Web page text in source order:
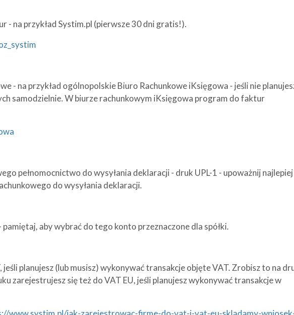
- na przykład Systim.pl (pierwsze 30 dni gratis!).
- na przykład ogólnopolskie Biuro Rachunkowe iKsięgowa - jeśli nie
samodzielnie. W biurze rachunkowym iKsięgowa program do faktur
pełnomocnictwo do wysyłania deklaracji - druk UPL-1 - upoważnij najlepiej
do wysyłania deklaracji.
pamiętaj, aby wybrać do tego konto przeznaczone dla spółki.
planujesz (lub musisz) wykonywać transakcje objęte VAT. Zrobisz to na
zarejestrujesz się też do VAT EU, jeśli planujesz wykonywać transakcje w